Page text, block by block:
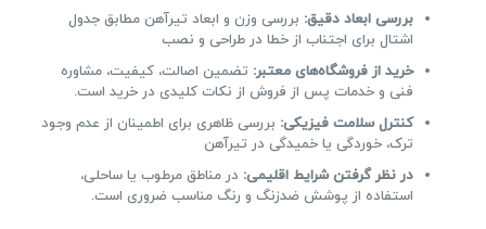
بررسی ابعاد دقیق: بررسی وزن و ابعاد تیرآهن مطابق جدول
اشتال برای اجتناب از خطا در طراحی و نصب
خرید از فروشگاه‌های معتبر: تضمین اصالت، کیفیت، مشاوره
فنی و خدمات پس از فروش از نکات کلیدی در خرید است.
کنترل سلامت فیزیکی: بررسی ظاهری برای اطمینان از عدم وجود
ترک، خوردگی یا خمیدگی در تیرآهن
در نظر گرفتن شرایط اقلیمی: در مناطق مرطوب یا ساحلی،
استفاده از پوشش ضدزنگ و رنگ مناسب ضروری است.